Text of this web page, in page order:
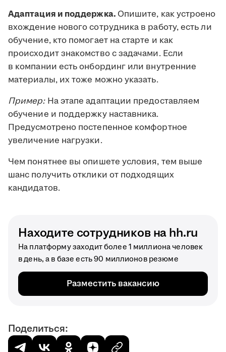
Адаптация и поддержка. Опишите, как устроено
вхождение нового сотрудника в работу, есть ли
обучение, кто помогает на старте и как
происходит знакомство с задачами. Если
в компании есть онбординг или внутренние
материалы, их тоже можно указать.
Пример:На этапе адаптации предоставляем
обучение и поддержку наставника.
Предусмотрено постепенное комфортное
увеличение нагрузки.
Чем понятнее вы опишете условия, тем выше
шанс получить отклики от подходящих
кандидатов.
Находите сотрудников на hh.ru
На платформу заходит более 1 миллиона человек
в день, а в базе есть 90 миллионов резюме
Разместить вакансию
Поделиться: